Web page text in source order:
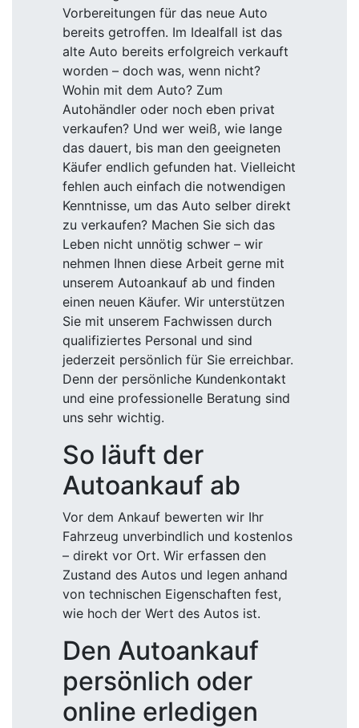
Vorbereitungen für das neue Auto
bereits getroffen. Im Idealfall ist das
alte Auto bereits erfolgreich verkauft
worden – doch was, wenn nicht?
Wohin mit dem Auto? Zum
Autohändler oder noch eben privat
verkaufen? Und wer weiß, wie lange
das dauert, bis man den geeigneten
Käufer endlich gefunden hat. Vielleicht
fehlen auch einfach die notwendigen
Kenntnisse, um das Auto selber direkt
zu verkaufen? Machen Sie sich das
Leben nicht unnötig schwer – wir
nehmen Ihnen diese Arbeit gerne mit
unserem Autoankauf ab und finden
einen neuen Käufer. Wir unterstützen
Sie mit unserem Fachwissen durch
qualifiziertes Personal und sind
jederzeit persönlich für Sie erreichbar.
Denn der persönliche Kundenkontakt
und eine professionelle Beratung sind
uns sehr wichtig.
So läuft der
Autoankauf ab
Vor dem Ankauf bewerten wir Ihr
Fahrzeug unverbindlich und kostenlos
– direkt vor Ort. Wir erfassen den
Zustand des Autos und legen anhand
von technischen Eigenschaften fest,
wie hoch der Wert des Autos ist.
Den Autoankauf
persönlich oder
online erledigen